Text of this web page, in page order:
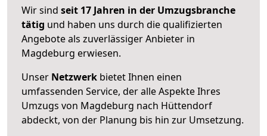
Wir sind seit 17 Jahren in der Umzugsbranche
tätig und haben uns durch die qualifizierten
Angebote als zuverlässiger Anbieter in
Magdeburg erwiesen.
Unser Netzwerk bietet Ihnen einen
umfassenden Service, der alle Aspekte Ihres
Umzugs von Magdeburg nach Hüttendorf
abdeckt, von der Planung bis hin zur Umsetzung.